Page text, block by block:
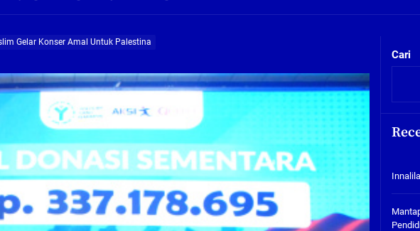
Masif Jalankan Program Rehab RTLH
Pembangunan Fly over Gedangan Semakin Dekat
A cari solusi masalah warga Seketi dan Urangagung
Yang Profesional Dan Kapabel, Komisi B Dua Kali Panggil Pansel Dan Minta Ada Pakta Integritas
Gelar Konser Amal Untuk Palestina
Cari